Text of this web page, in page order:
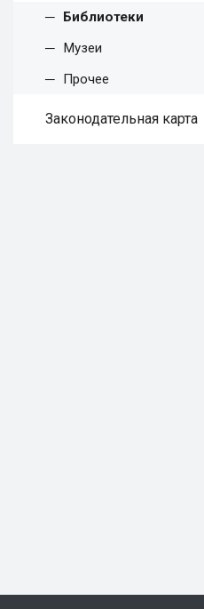
Библиотеки
Музеи
Прочее
Законодательная карта